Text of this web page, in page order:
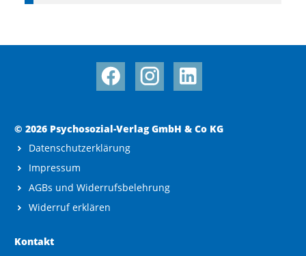
© 2026 Psychosozial-Verlag GmbH & Co KG
Datenschutzerklärung
Impressum
AGBs und Widerrufsbelehrung
Widerruf erklären
Kontakt